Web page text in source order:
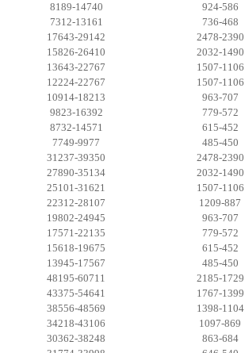
8189-14740
924-586
7312-13161 736-468
17643-29142
2478-2390
15826-26410
2032-1490
13643-22767
1507-1106
12224-22767
1507-1106
10914-18213
963-707
9823-16392
779-572
8732-14571
615-452
7749-9977 485-450
31237-39350
2478-2390
27890-35134
2032-1490
25101-31621
1507-1106
22312-28107
1209-887
19802-24945
963-707
17571-22135
779-572
15618-19675
615-452
13945-17567 485-450
48195-60711
2185-1729
43375-54641
1767-1399
38556-48569
1398-1104
34218-43106
1097-869
30362-38248
863-684